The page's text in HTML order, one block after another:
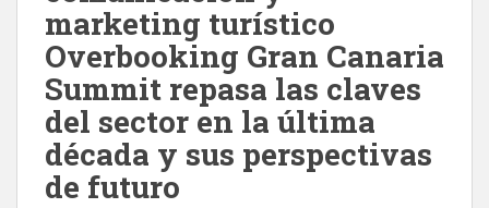
marketing turístico
Overbooking Gran Canaria
Summit repasa las claves
del sector en la última
década y sus perspectivas
de futuro